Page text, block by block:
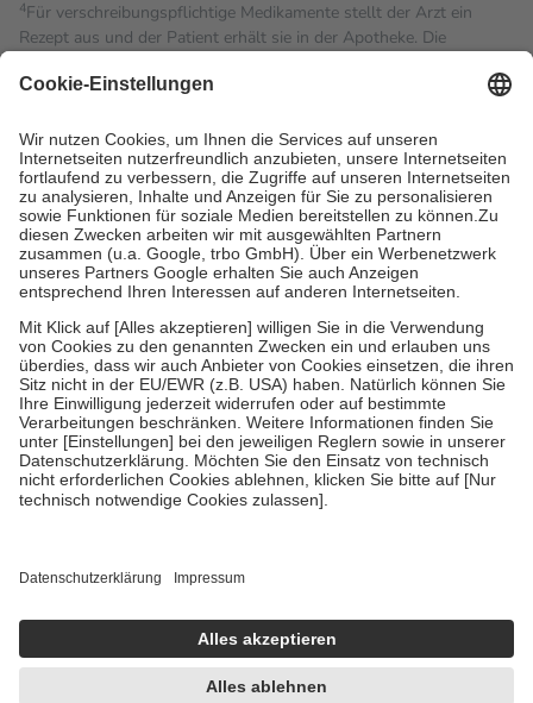
4Für verschreibungspflichtige Medikamente stellt der Arzt ein
Rezept aus und der Patient erhält sie in der Apotheke. Die
Kosten dafür, der Versicherte trägt einen Teil davon als Zuzahlung
Grundsätzlich leisten Mitglieder Zuzahlungen in Höhe von zehn
Prozent des Abgabepreises,mindestensjedochfünf Euround
höchstens zehn Euro.Es sind jedoch nie mehr als die
tatsächlichen Kosten der Leistung zu entrichten.
Diese Regeln gelten grundsätzlich auch für Online-Apotheken.
Bei Heilmitteln und häuslicher Krankenpflege beträgt die
Zuzahlung zehn Prozent der Kosten sowie zehn Euro je
Um das Engagement der Versicherten für ihre eigene Gesundheit
zu stärken und die besondere Stellung der Familie zu unterstützen,
fallenkeine Zuzahlungenan bei:
• Kindern und Jugendlichen bis zum vollendeten 18. Lebensjahr
mit Ausnahme der Fahrkosten
• Untersuchungen zur Vorsorge und Früherkennung, die von der
GKV getragen werden
• empfohlenen Schutzimpfungen
Wir nutzen Trusted Shops als unabhängigen Dienstleister für die
getroffen, um sicherzustellen, dass es sich um echte Bewertungen
handelt. Mehr Informationen findest du hier:
https://help.etrusted.com/hc/de/articles/4419944605341